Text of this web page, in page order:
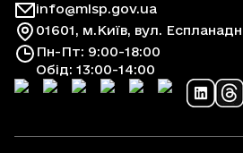
info@mlsp.gov.ua
01601, м.Київ, вул.
Пн-Пт: 9:00-18:00
Обід: 13:00-14:00